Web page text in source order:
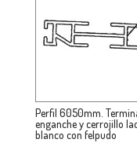
Perfil 6050mm.
enganche y cerrojillo
blanco con felpudo